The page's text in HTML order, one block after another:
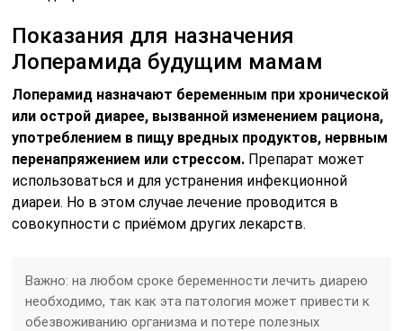
Показания для назначения
Лоперамида будущим мамам
Лоперамид назначают беременным при хронической
или острой диарее, вызванной изменением рациона,
употреблением в пищу вредных продуктов, нервным
перенапряжением или стрессом. Препарат может
использоваться и для устранения инфекционной
диареи. Но в этом случае лечение проводится в
совокупности с приёмом других лекарств.
Важно: на любом сроке беременности лечить диарею
необходимо, так как эта патология может привести к
обезвоживанию организма и потере полезных